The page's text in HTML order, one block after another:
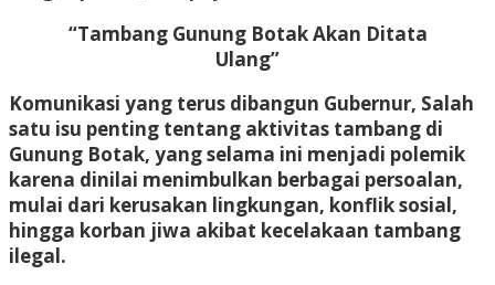
“Tambang Gunung Botak Akan Ditata
Ulang”
Komunikasi yang terus dibangun Gubernur, Salah
satu isu penting tentang aktivitas tambang di
Gunung Botak, yang selama ini menjadi polemik
karena dinilai menimbulkan berbagai persoalan,
mulai dari kerusakan lingkungan, konflik sosial,
hingga korban jiwa akibat kecelakaan tambang
ilegal.